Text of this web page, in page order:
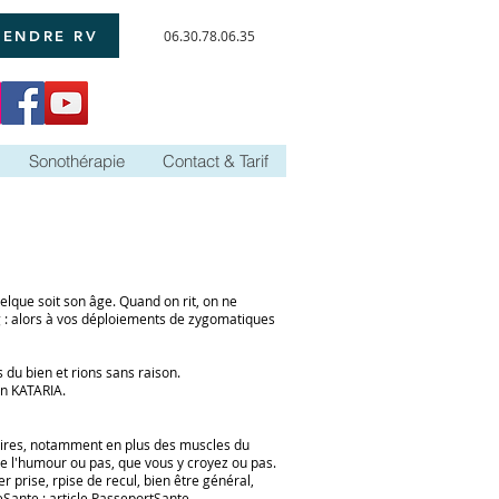
06.30.78.06.35
RV
Sonothérapie Contact & Tarif
soit son âge.Quand on rit, on ne
alors à vos déploiements de zygomatiques
bien et rions sans raison.
KATARIA.
notamment en plus des muscles du
ou pas, que vous y croyez ou pas.
prise, rpise de recul, bien être général,